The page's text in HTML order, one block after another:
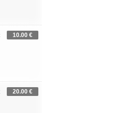
10.00 €
20.00 €